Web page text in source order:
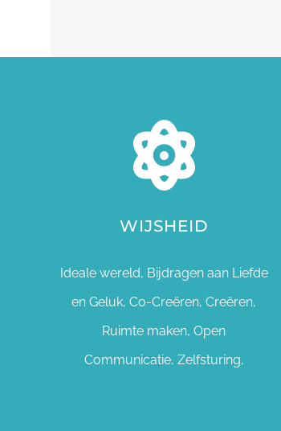
WIJSHEID
Ideale wereld, Bijdragen aan Liefde
en Geluk, Co-Creëren, Creëren,
Ruimte maken, Open
Communicatie, Zelfsturing,